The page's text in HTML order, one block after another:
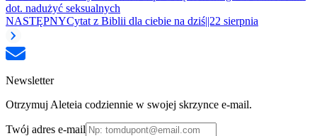
dot. nadużyć seksualnych
NASTĘPNYCytat z Biblii dla ciebie na dziś||22 sierpnia
Newsletter
Otrzymuj Aleteia codziennie w swojej skrzynce e-mail.
Twój adres e-mail